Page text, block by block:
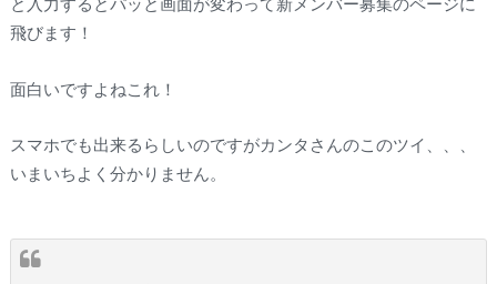
と入力するとパッと画面が変わって新メンバー募集のページに
飛びます！
面白いですよねこれ！
スマホでも出来るらしいのですがカンタさんのこのツイ、、、
いまいちよく分かりません。